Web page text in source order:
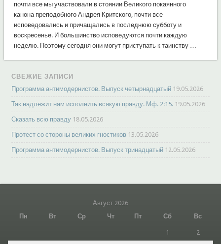
почти все мы участвовали в стоянии Великого покаянного
канона преподобного Андрея Критского, почти все
исповедовались и причащались в последнюю субботу и
воскресенье. И большинство исповедуются почти каждую
неделю. Поэтому сегодня они могут приступать к таинству …
СВЕЖИЕ ЗАПИСИ
Программа антимодернистов. Выпуск четырнадцатый 19.05.2026
Так надлежит нам исполнить всякую правду. Мф. 2:15. 19.05.2026
Сказать всю правду 18.05.2026
Протест со стороны великих гностиков 13.05.2026
Программа антимодернистов. Выпуск тринадцатый 12.05.2026
Август 2026
Пн
Вт Ср Чт Пт Сб Вс
1 2